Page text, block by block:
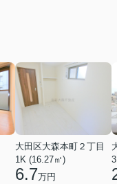
大田区大森本町２丁目
1K (16.27㎡)
6.7万円